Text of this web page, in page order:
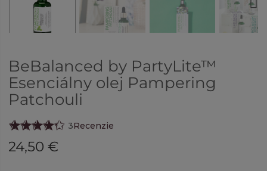
Next
BeBalanced by PartyLite™
Esenciálny olej Pampering
Patchouli
3Recenzie
24,50 €